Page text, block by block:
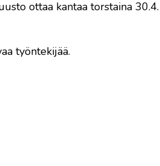
ottaa kantaa torstaina
työntekijää.